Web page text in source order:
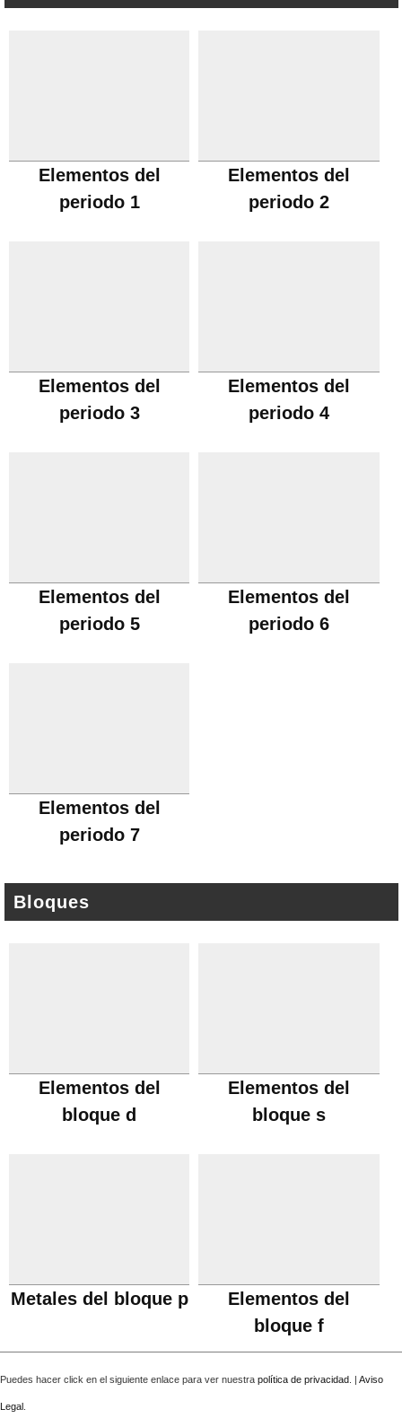
Elementos del
periodo 1
Elementos del
periodo 2
Elementos del
periodo 3
Elementos del
periodo 4
Elementos del
periodo 5
Elementos del
periodo 6
Elementos del
periodo 7
Bloques
Elementos del
bloque d
Elementos del
bloque s
Metales del bloque p
Elementos del
bloque f
Puedes hacer click en el siguiente enlace para ver nuestra política de privacidad . | Aviso
Legal